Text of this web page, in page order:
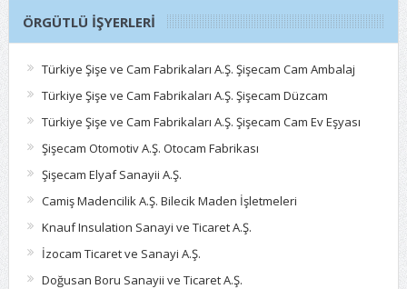
ÖRGÜTLÜ İŞYERLERI
Türkiye Şişe ve Cam Fabrikaları A.Ş. Şişecam Cam Ambalaj
Türkiye Şişe ve Cam Fabrikaları A.Ş. Şişecam Düzcam
Türkiye Şişe ve Cam Fabrikaları A.Ş. Şişecam Cam Ev Eşyası
Şişecam Otomotiv A.Ş. Otocam Fabrikası
Şişecam Elyaf Sanayii A.Ş.
Camiş Madencilik A.Ş. Bilecik Maden İşletmeleri
Knauf Insulation Sanayi ve Ticaret A.Ş.
İzocam Ticaret ve Sanayi A.Ş.
Doğusan Boru Sanayii ve Ticaret A.Ş.